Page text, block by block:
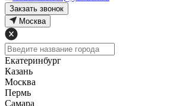
Закзать звонок
Москва
Екатеринбург
Казань
Москва
Пермь
Самара